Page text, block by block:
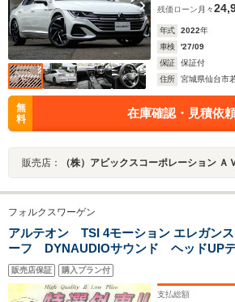
残価ローン 月々
年式 2022年
車検
'27/09
保証
保証付
住所
宮城県仙台市
無
料
在庫確認・見積依
販売店： （株）アビックスコーポレーション ＡＶＩＸ ＩＭＰ
フォルクスワーゲン
アルテオン TSI 4モーション エレガン
ーフ DYNAUDIOサウンド ヘッドUP
ビTV 360度カメラ ソナー 電動メモ
リアゲート ACC ETC LED スマー
AppleCar USB Bluetooth パドルシ
販売店保証 購入プラン付
支払総額